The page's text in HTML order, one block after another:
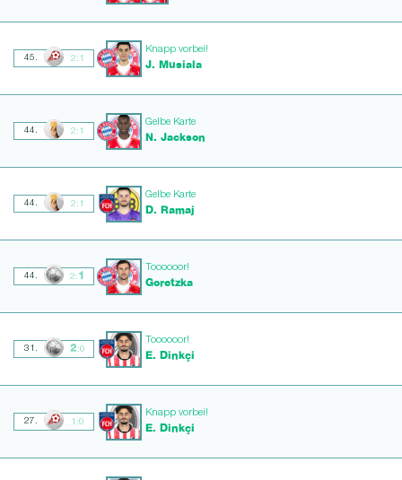
45. 2:1
Knapp vorbei!
J. Musiala
44. 2:1
Gelbe Karte
N. Jackson
44. 2:1
Gelbe Karte
D. Ramaj
44. 2: 1
Toooooor!
Goretzka
31. 2 :0
Toooooor!
E. Dinkçi
27. 1:0
Knapp vorbei!
E. Dinkçi